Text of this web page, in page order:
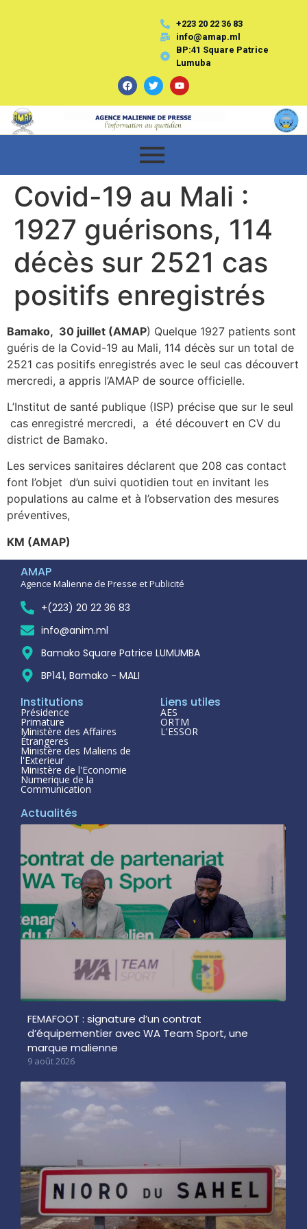
+223 20 22 36 83
info@amap.ml
BP:41 Square Patrice
Lumuba
Covid-19 au Mali :
1927 guérisons, 114
décès sur 2521 cas
positifs enregistrés
Bamako, 30 juillet (AMAP) Quelque 1927 patients sont
guéris de la Covid-19 au Mali, 114 décès sur un total de
2521 cas positifs enregistrés avec le seul cas découvert
mercredi, a appris l’AMAP de source officielle.
L’Institut de santé publique (ISP) précise que sur le seul
cas enregistré mercredi, a été découvert en CV du
district de Bamako.
Les services sanitaires déclarent que 208 cas contact
font l’objet d’un suivi quotidien tout en invitant les
populations au calme et à l’observation des mesures
préventives,
KM (AMAP)
AMAP
Agence Malienne de Presse et Publicité
+(223) 20 22 36 83
info@anim.ml
Bamako Square Patrice LUMUMBA
BP141, Bamako - MALI
Institutions
Présidence
Primature
Ministère des Affaires
Étrangeres
Ministère des Maliens de
l'Exterieur
Ministère de l'Economie
Numerique de la
Communication
Liens utiles
AES
ORTM
L'ESSOR
Actualités
FEMAFOOT : signature d’un contrat
d’équipementier avec WA Team Sport, une
marque malienne
9 août 2026